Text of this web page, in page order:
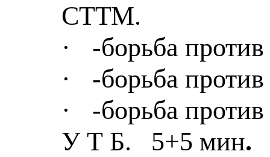
СТТМ.
·
-борьба
·
-борьба
·
-борьба
У Т Б.
5+5 мин.